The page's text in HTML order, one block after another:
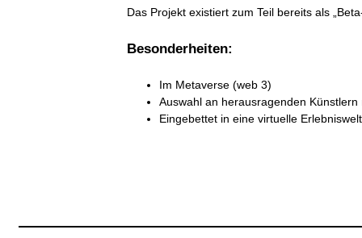
Das Projekt existiert zum Teil bereits als
Besonderheiten:
Im Metaverse (web 3)
Auswahl an herausragenden
Eingebettet in eine virtuelle